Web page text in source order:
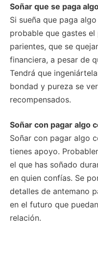
Soñar que se paga
Si sueña que paga
probable que gastes
parientes, que se
financiera, a pesar de
Tendrá que
bondad y pureza se
recompensados.
Soñar con pagar algo
Soñar con pagar algo
tienes apoyo.
el que has soñado
en quien confías. Se
detalles de antemano
en el futuro que
relación.